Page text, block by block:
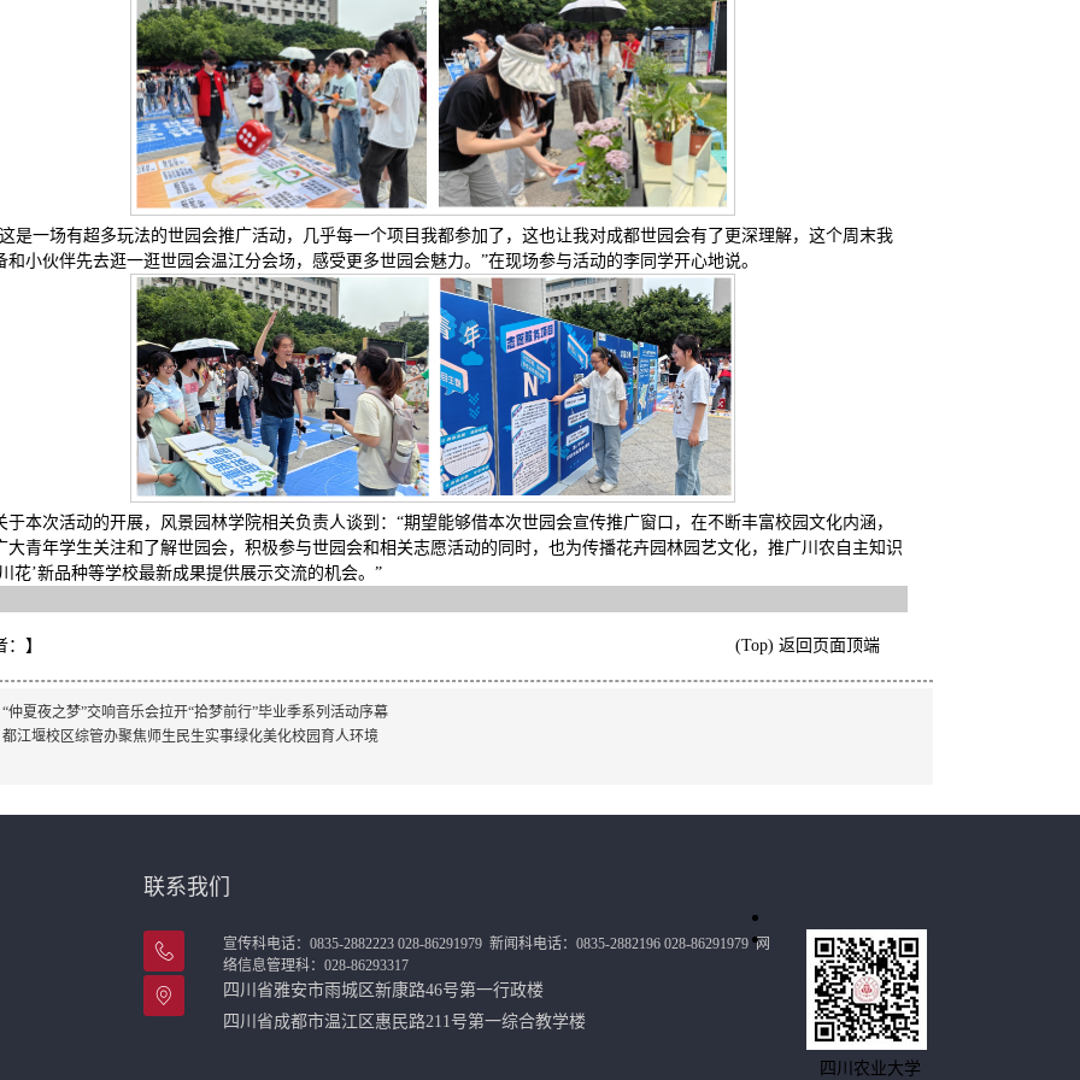
是一场有超多玩法的世园会推广活动，几乎每一个项目我都参加了，这也让我对成都世园会有了更深理解，这个周末我
和小伙伴先去逛一逛世园会温江分会场，感受更多世园会魅力。”在现场参与活动的李同学开心地说。
于本次活动的开展，风景园林学院相关负责人谈到：“期望能够借本次世园会宣传推广窗口，在不断丰富校园文化内涵，
大青年学生关注和了解世园会，积极参与世园会和相关志愿活动的同时，也为传播花卉园林园艺文化，推广川农自主知识
花’新品种等学校最新成果提供展示交流的机会。”
】 (Top) 返回页面顶端
“仲夏夜之梦”交响音乐会拉开“拾梦前行”毕业季系列活动序幕
都江堰校区综管办聚焦师生民生实事绿化美化校园育人环境
联系我们
宣传科电话：0835-2882223 028-86291979 新闻科电话：0835-2882196 028-86291979网
络信息管理科：028-86293317
四川省雅安市雨城区新康路46号第一行政楼
四川省成都市温江区惠民路211号第一综合教学楼
四川农业大学